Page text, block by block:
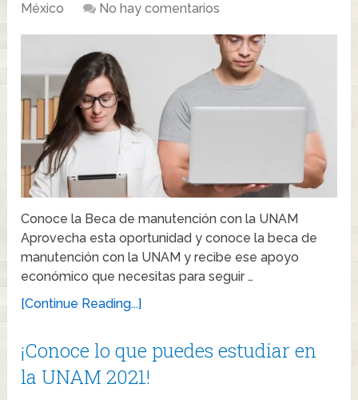
México
No hay comentarios
Conoce la Beca de manutención con la UNAM
Aprovecha esta oportunidad y conoce la beca de
manutención con la UNAM y recibe ese apoyo
económico que necesitas para seguir …
[Continue Reading...]
¡Conoce lo que puedes estudiar en
la UNAM 2021!